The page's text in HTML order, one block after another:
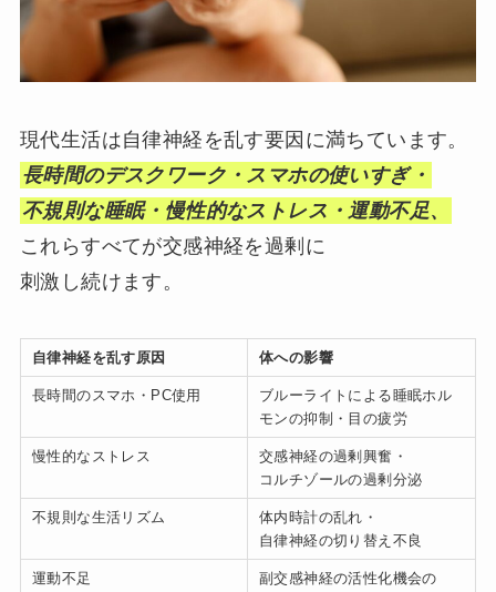
現代生活は自律神経を乱す要因に満ちています。
長時間のデスクワーク・スマホの使いすぎ・
不規則な睡眠・慢性的なストレス・運動不足、
これらすべてが交感神経を過剰に
刺激し続けます。
自律神経を乱す原因 体への影響
長時間のスマホ・PC使用
ブルーライトによる睡眠ホル
モンの抑制・目の疲労
慢性的なストレス
交感神経の過剰興奮・
コルチゾールの過剰分泌
不規則な生活リズム
体内時計の乱れ・
自律神経の切り替え不良
運動不足
副交感神経の活性化機会の